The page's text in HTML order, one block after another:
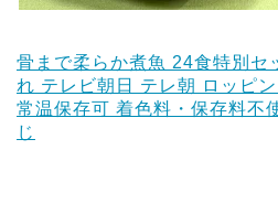
骨まで柔らか煮魚 24食特別セ
れ テレビ朝日 テレ朝 ロッピ
常温保存可 着色料・保存料不
じ